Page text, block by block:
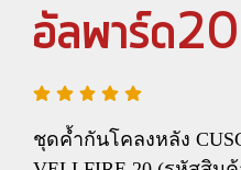
อัลพาร์ด
ชุดค้ำกันโคลงหลัง